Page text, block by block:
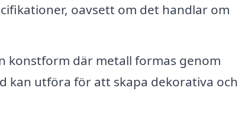
oavsett om det handlar om
konstform där metall formas genom
kan utföra för att skapa dekorativa och